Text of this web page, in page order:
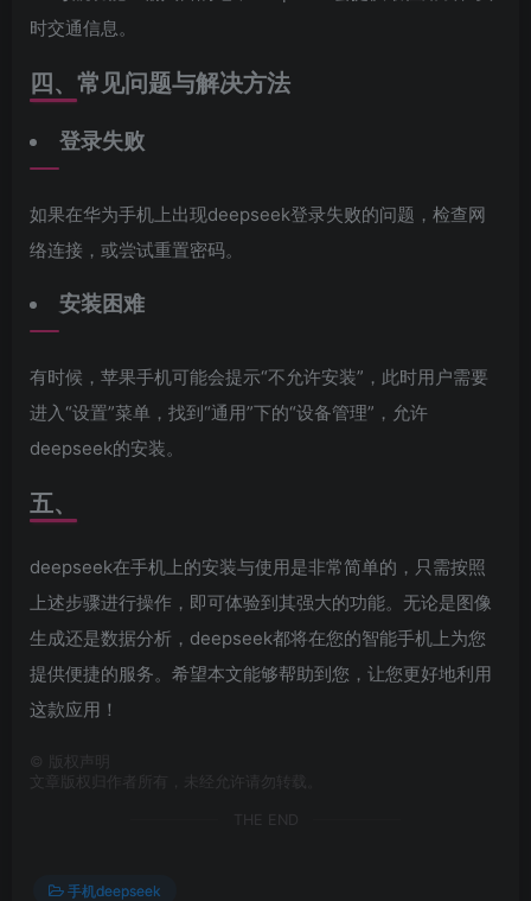
时交通信息。
四、常见问题与解决方法
登录失败
如果在华为手机上出现deepseek登录失败的问题，检查网
络连接，或尝试重置密码。
安装困难
有时候，苹果手机可能会提示“不允许安装”，此时用户需要
进入“设置”菜单，找到“通用”下的“设备管理”，允许
deepseek的安装。
五、
deepseek在手机上的安装与使用是非常简单的，只需按照
上述步骤进行操作，即可体验到其强大的功能。无论是图像
生成还是数据分析，deepseek都将在您的智能手机上为您
提供便捷的服务。希望本文能够帮助到您，让您更好地利用
这款应用！
©
版权声明
文章版权归作者所有，未经允许请勿转载。
THE END
手机deepseek